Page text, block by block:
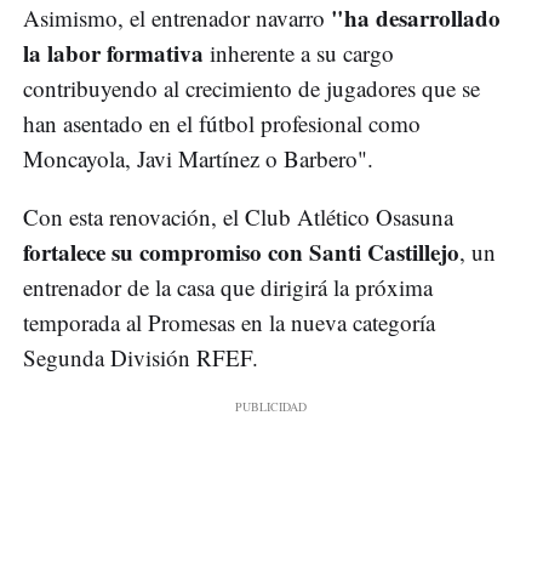
Asimismo, el entrenador navarro "ha desarrollado
la labor formativa inherente a su cargo
contribuyendo al crecimiento de jugadores que se
han asentado en el fútbol profesional como
Moncayola, Javi Martínez o Barbero".
Con esta renovación, el Club Atlético Osasuna
fortalece su compromiso con Santi Castillejo, un
entrenador de la casa que dirigirá la próxima
temporada al Promesas en la nueva categoría
Segunda División RFEF.